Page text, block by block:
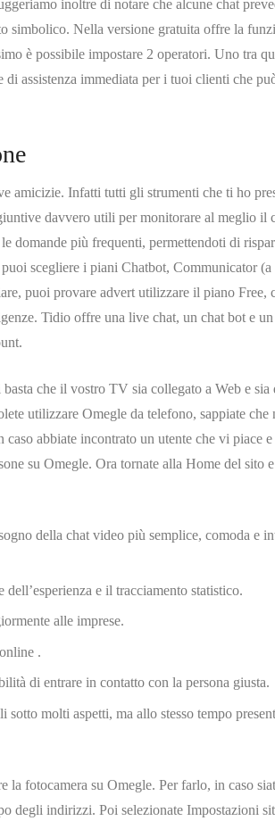
inoltre di notare che alcune chat
simbolico. Nella versione gratuita offre la
è possibile impostare 2 operatori. Uno tra
assistenza immediata per i tuoi clienti che
Infatti tutti gli strumenti che ti ho
davvero utili per monitorare al meglio il
domande più frequenti, permettendoti di
scegliere i piani Chatbot, Communicator (a
puoi provare advert utilizzare il piano Free,
Tidio offre una live chat, un chat bot e
che il vostro TV sia collegato a Web e
utilizzare Omegle da telefono, sappiate che
abbiate incontrato un utente che vi piace
su Omegle. Ora tornate alla Home del sito
della chat video più semplice, comoda e
e il tracciamento statistico.
alle imprese.
.
di entrare in contatto con la persona giusta.
molti aspetti, ma allo stesso tempo
la fotocamera su Omegle. Per farlo, in caso
degli indirizzi. Poi selezionate Impostazioni